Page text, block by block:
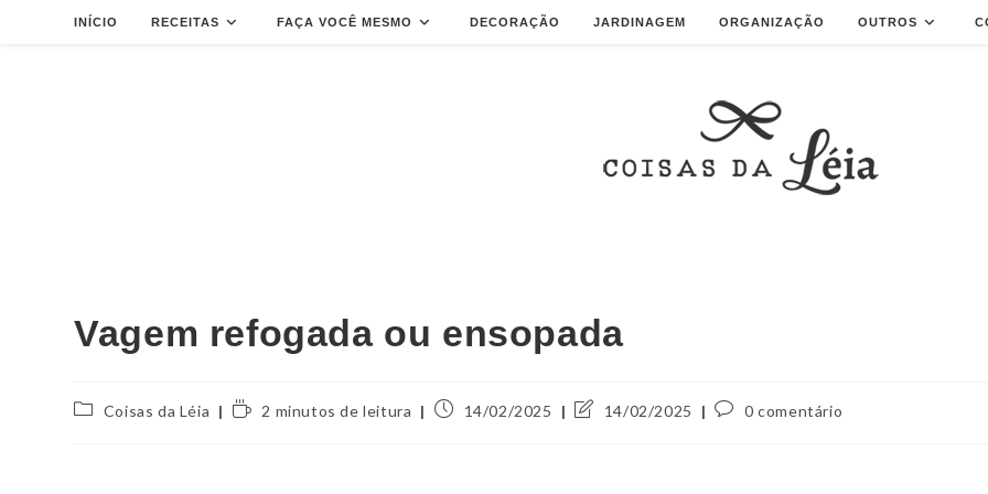
INÍCIO RECEITAS FAÇA VOCÊ MESMO DECORAÇÃO JARDINAGEM ORGANIZAÇÃO OUTROS
Vagem refogada ou ensopada
Coisas da Léia 2 minutos de leitura 14/02/2025 14/02/2025 0 comentário